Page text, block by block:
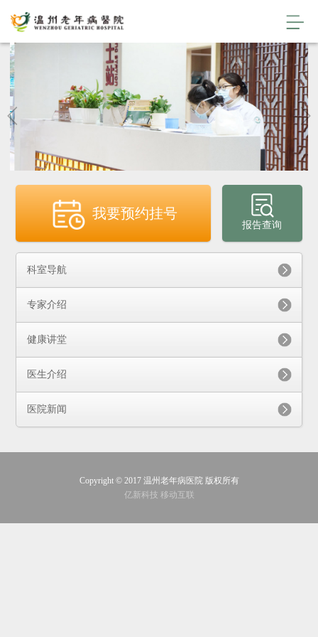
我要预约挂号
报告查询
科室导航
专家介绍
健康讲堂
医生介绍
医院新闻
Copyright © 2017 温州老年病医院 版权所有
亿新科技 移动互联